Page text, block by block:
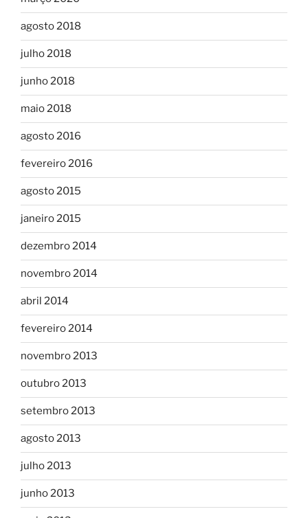
agosto 2018
julho 2018
junho 2018
maio 2018
agosto 2016
fevereiro 2016
agosto 2015
janeiro 2015
dezembro 2014
novembro 2014
abril 2014
fevereiro 2014
novembro 2013
outubro 2013
setembro 2013
agosto 2013
julho 2013
junho 2013